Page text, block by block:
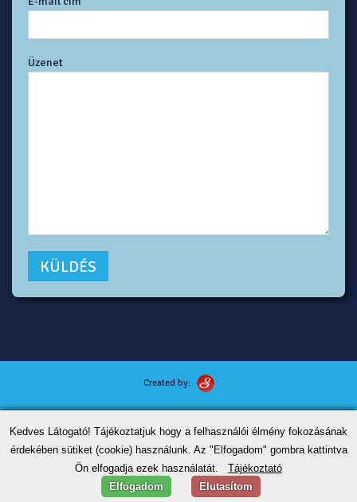
Üzenet
Created by:
ÁSZF
Adatvédelem
Kapcsolat
Kedves Látogató! Tájékoztatjuk hogy a felhasználói élmény fokozásának
érdekében sütiket (cookie) használunk. Az "Elfogadom" gombra kattintva
Ön elfogadja ezek használatát. Tájékoztató
Elfogadom
Elutasítom